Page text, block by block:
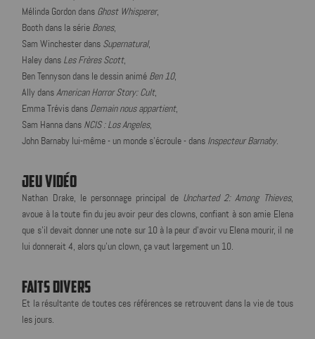
Mélinda Gordon dans Ghost Whisperer,
Booth dans la série Bones,
Sam Winchester dans Supernatural,
Haley dans Les Frères Scott,
Ben Tennyson dans le dessin animé Ben 10,
Ally dansAmerican Horror Story: Cult,
Emma Trévis dans Demain nous appartient,
Sam Hanna dans NCIS : Los Angeles,
John Barnaby lui-même - un monde s'écroule - dans Inspecteur Barnaby.
JEU VIDÉO
Nathan Drake, le personnage principal de Uncharted 2: Among Thieves,
avoue à la toute fin du jeu avoir peur des clowns, confiant à son amie Elena
que s'il devait donner une note sur 10 à la peur d'avoir vu Elena mourir, il ne
lui donnerait 4, alors qu'un clown, ça vaut largement un 10.
FAITS DIVERS
Et la résultante de toutes ces références se retrouvent dans la vie de tous
les jours.